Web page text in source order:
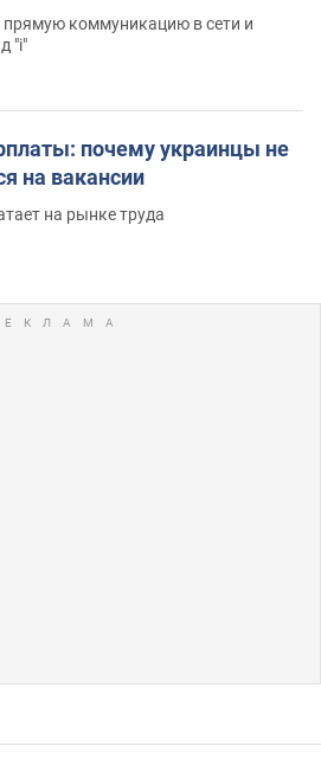
коммуникацию в сети и
"i"
почему украинцы не
на вакансии
на рынке труда